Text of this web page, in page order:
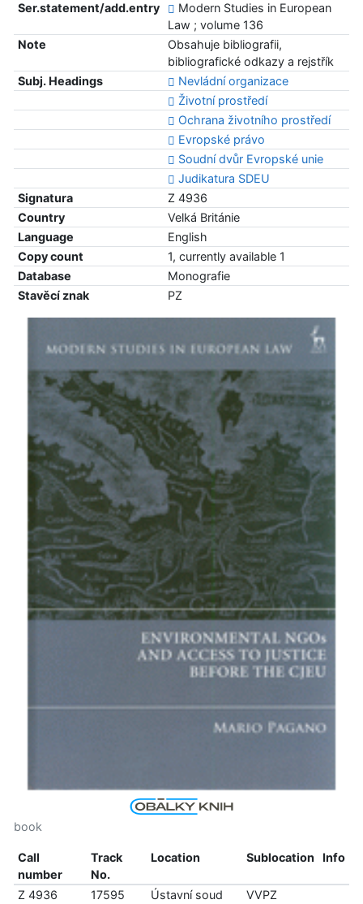
Ser.statement/add.entry
Modern Studies in European
Law ; volume 136
Note
Obsahuje bibliografii,
bibliografické odkazy a rejstřík
Subj. Headings
Nevládní organizace
Životní prostředí
Ochrana životního prostředí
Evropské právo
Soudní dvůr Evropské unie
Judikatura SDEU
Signatura
Z 4936
Country
Velká Británie
Language
English
Copy count
1, currently available 1
Database
Monografie
Stavěcí znak
PZ
book
Call
number
Track
No.
Location Sublocation Info
Z 4936 17595
Ústavní soud
VVPZ